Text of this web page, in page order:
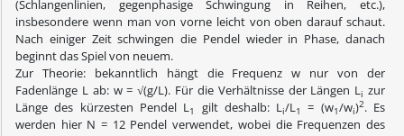
(Schlangenlinien, gegenphasige Schwingung in Reihen, etc.),
insbesondere wenn man von vorne leicht von oben darauf schaut.
Nach einiger Zeit schwingen die Pendel wieder in Phase, danach
beginnt das Spiel von neuem.
Zur Theorie: bekanntlich hängt die Frequenz w nur von der
Fadenlänge L ab: w = √(g/L). Für die Verhältnisse der Längen Li zur
Länge des kürzesten Pendel L1 gilt deshalb: Li/L1 = (w1/wi)2. Es
werden hier N = 12 Pendel verwendet, wobei die Frequenzen des